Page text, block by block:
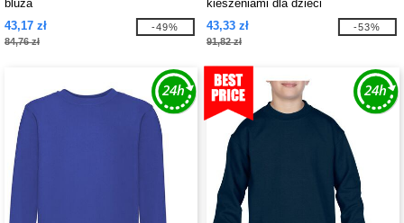
bluza
43,17 zł
84,76 zł
-49%
kieszeniami dla dzieci
43,33 zł
91,82 zł
-53%